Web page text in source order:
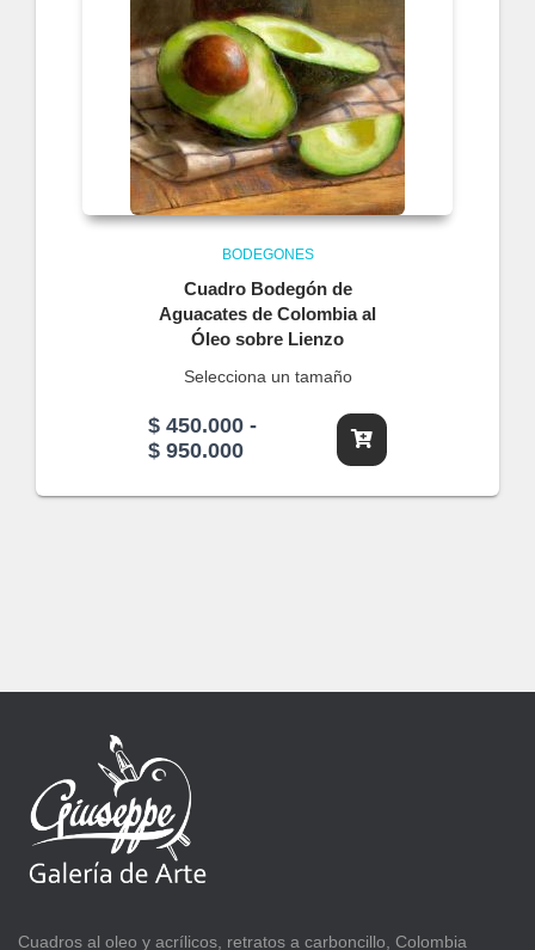
BODEGONES
Cuadro Bodegón de
Aguacates de Colombia al
Óleo sobre Lienzo
Selecciona un tamaño
$ 450.000 -
$ 950.000Rango
precios:
Cuadros al oleo y acrílicos, retratos a carboncillo, Colombia